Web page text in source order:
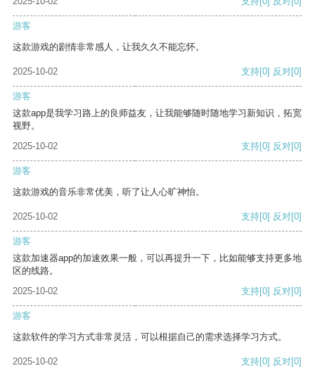
游客
这款游戏的剧情非常感人，让我久久不能忘怀。
2025-10-02 支持[0] 反对[0]
游客
这款app是我学习路上的良师益友，让我能够随时随地学习新知识，拓宽
视野。
2025-10-02
支持[0] 反对[0]
游客
这款游戏的音乐非常优美，听了让人心旷神怡。
2025-10-02 支持[0] 反对[0]
游客
这款加速器app的加速效果一般，可以再提升一下，比如能够支持更多地
区的线路。
2025-10-02
支持[0] 反对[0]
游客
这款软件的学习方式非常灵活，可以根据自己的需求选择学习方式。
2025-10-02 支持[0] 反对[0]